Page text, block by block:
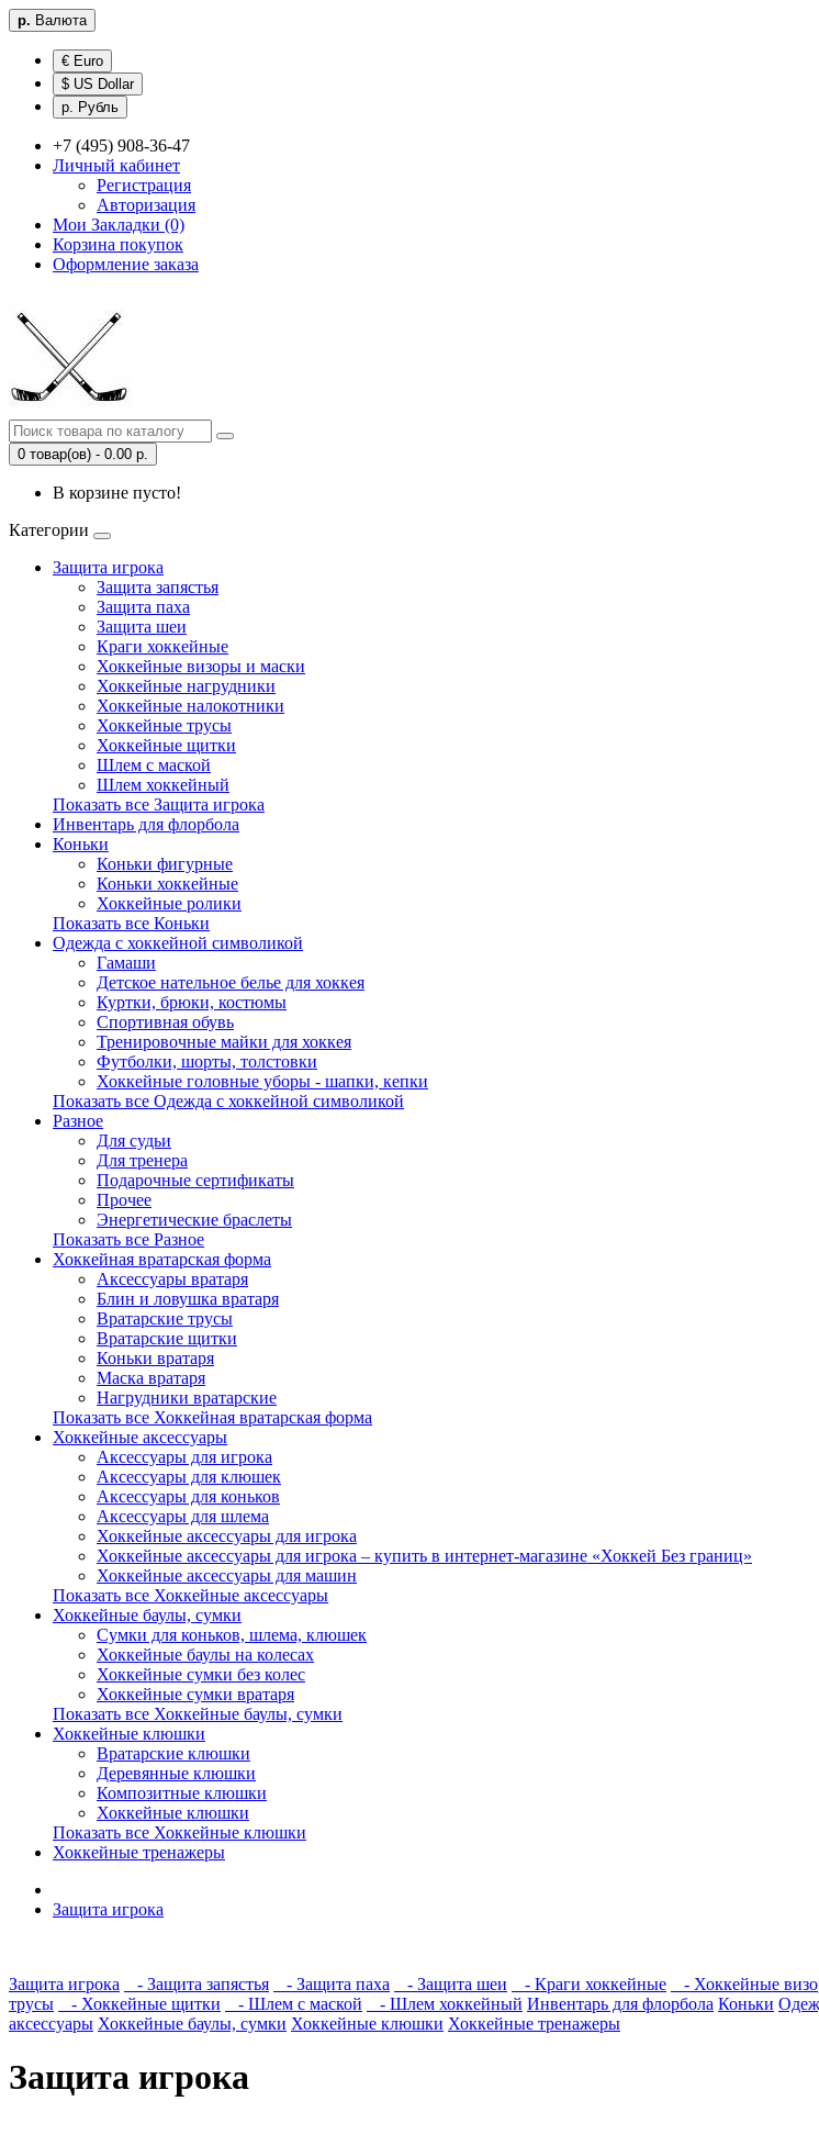
р. Валюта
€ Euro
$ US Dollar
р. Рубль
+7 (495) 908-36-47
Личный кабинет
Регистрация
Авторизация
Мои Закладки (0)
Корзина покупок
Оформление заказа
0 товар(ов) - 0.00 р.
В корзине пусто!
Категории
Защита игрока
Защита запястья
Защита паха
Защита шеи
Краги хоккейные
Хоккейные визоры и маски
Хоккейные нагрудники
Хоккейные налокотники
Хоккейные трусы
Хоккейные щитки
Шлем с маской
Шлем хоккейный
Показать все Защита игрока
Инвентарь для флорбола
Коньки
Коньки фигурные
Коньки хоккейные
Хоккейные ролики
Показать все Коньки
Одежда с хоккейной символикой
Гамаши
Детское нательное белье для хоккея
Куртки, брюки, костюмы
Спортивная обувь
Тренировочные майки для хоккея
Футболки, шорты, толстовки
Хоккейные головные уборы - шапки, кепки
Показать все Одежда с хоккейной символикой
Разное
Для судьи
Для тренера
Подарочные сертификаты
Прочее
Энергетические браслеты
Показать все Разное
Хоккейная вратарская форма
Аксессуары вратаря
Блин и ловушка вратаря
Вратарские трусы
Вратарские щитки
Коньки вратаря
Маска вратаря
Нагрудники вратарские
Показать все Хоккейная вратарская форма
Хоккейные аксессуары
Аксессуары для игрока
Аксессуары для клюшек
Аксессуары для коньков
Аксессуары для шлема
Хоккейные аксессуары для игрока
Хоккейные аксессуары для игрока – купить в интернет-магазине «Хоккей Без границ»
Хоккейные аксессуары для машин
Показать все Хоккейные аксессуары
Хоккейные баулы, сумки
Сумки для коньков, шлема, клюшек
Хоккейные баулы на колесах
Хоккейные сумки без колес
Хоккейные сумки вратаря
Показать все Хоккейные баулы, сумки
Хоккейные клюшки
Вратарские клюшки
Деревянные клюшки
Композитные клюшки
Хоккейные клюшки
Показать все Хоккейные клюшки
Хоккейные тренажеры
Защита игрока
Защита игрока - Защита запястья - Защита паха - Защита шеи - Краги хоккейные - Хоккейные
трусы
- Хоккейные щитки - Шлем с маской - Шлем хоккейный Инвентарь для флорбола Коньки
аксессуары Хоккейные баулы, сумки Хоккейные клюшки Хоккейные тренажеры
Защита игрока